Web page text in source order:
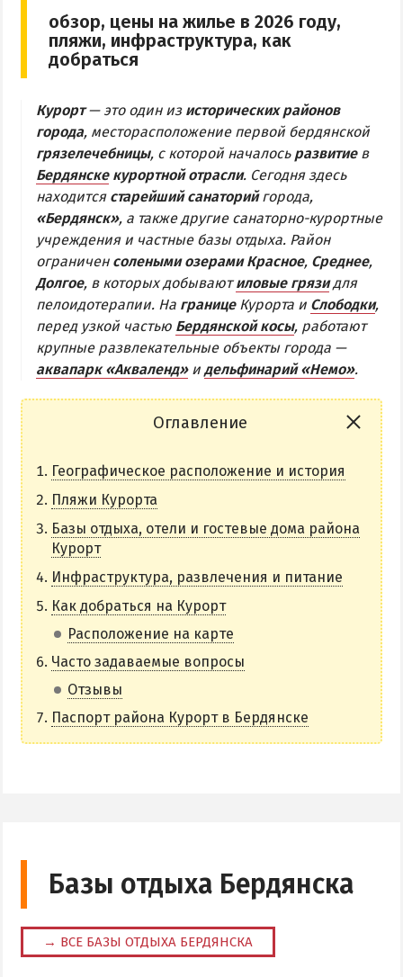
Бердянская коса
Ближняя коса
Средняя коса
Дальняя коса
АЗМОЛ
АКЗ
ВЕРХОВАЯ
КОЛОНИЯ
КУРОРТ
ЛИСКИ
СЛОБОДКА
ЦЕНТР
ЧАСТНЫЙ СЕКТОР
АЗОВСКОЕ (ЛУНАЧАРСКОЕ)
НОВОПЕТРОВКА
ЛЕЧЕНИЕ И БАЛЬНЕОТЕРАПИЯ
Грязи, лиманы и соленые озера
Санатории
История курорта
Зоопарк
Рыбалка
обзор, цены на жилье в 2026 году,
пляжи, инфраструктура, как
добраться
Курорт— это один из исторических районов
города, месторасположение первой бердянской
грязелечебницы, с которой началось развитиев
Бердянскекурортной отрасли. Сегодня здесь
находится старейший санаторийгорода,
«Бердянск», а также другие санаторно-курортные
учреждения и частные базы отдыха. Район
ограничен солеными озерами Красное, Среднее,
Долгое, в которых добываютиловые грязидля
пелоидотерапии. На границеКурорта и Слободки,
перед узкой частью Бердянской косы, работают
крупные развлекательные объекты города —
аквапарк «Акваленд»и дельфинарий «Немо».
Оглавление
Географическое расположение и история
Пляжи Курорта
Базы отдыха, отели и гостевые дома района
Курорт
Инфраструктура, развлечения и питание
Как добраться на Курорт
Расположение на карте
Часто задаваемые вопросы
Отзывы
Паспорт района Курорт в Бердянске
Базы отдыха Бердянска
→ ВСЕ БАЗЫ ОТДЫХА БЕРДЯНСКА